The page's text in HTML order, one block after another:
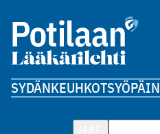
SYDÄNKEUHKOTSYÖPÄ